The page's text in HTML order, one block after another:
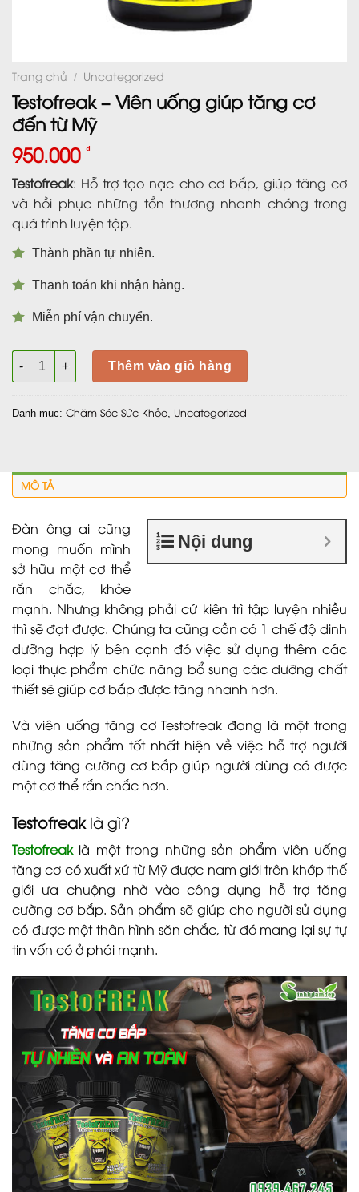
Trang chủ / Uncategorized
Testofreak – Viên uống giúp tăng cơ
đến từ Mỹ
950.000 ₫
Testofreak: Hỗ trợ tạo nạc cho cơ bắp, giúp tăng cơ
và hồi phục những tổn thương nhanh chóng trong
quá trình luyện tập.
Thành phần tự nhiên.
Thanh toán khi nhận hàng.
Miễn phí vận chuyển.
Testofreak - Viên uống giúp tăng cơ đến từ Mỹ số lượng
Thêm vào giỏ hàng
Danh mục: Chăm Sóc Sức Khỏe Uncategorized
MÔ TẢ
Nội dung
Đàn ông ai cũng
mong muốn mình
sở hữu một cơ thể
rắn chắc, khỏe
mạnh. Nhưng không phải cứ kiên trì tập luyện nhiều
thì sẽ đạt được. Chúng ta cũng cần có 1 chế độ dinh
dưỡng hợp lý bên cạnh đó việc sử dụng thêm các
loại thực phẩm chức năng bổ sung các dưỡng chất
thiết sẽ giúp cơ bắp được tăng nhanh hơn.
Và viên uống tăng cơ Testofreak đang là một trong
những sản phẩm tốt nhất hiện về việc hỗ trợ người
dùng tăng cường cơ bắp giúp người dùng có được
một cơ thể rắn chắc hơn.
Testofreaklà gì?
Testofreaklà một trong những sản phẩm viên uống
tăng cơ có xuất xứ từ Mỹ được nam giới trên khớp thế
giới ưa chuộng nhờ vào công dụng hỗ trợ tăng
cường cơ bắp. Sản phẩm sẽ giúp cho người sử dụng
có được một thân hình săn chắc, từ đó mang lại sự tự
tin vốn có ở phái mạnh.